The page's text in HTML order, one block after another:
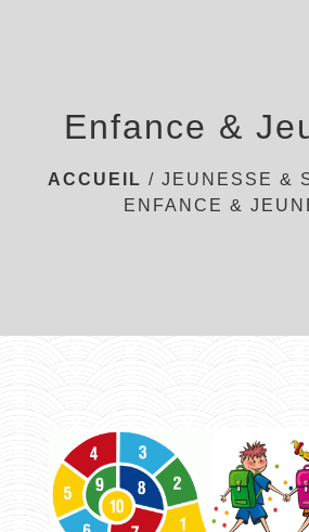
Enfance &
ACCUEIL / JEUNESSE &
ENFANCE &